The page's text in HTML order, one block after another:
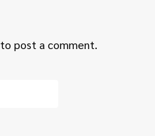
to post a comment.